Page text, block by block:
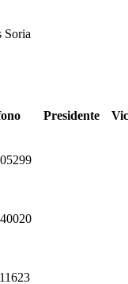
Soria
Presidente